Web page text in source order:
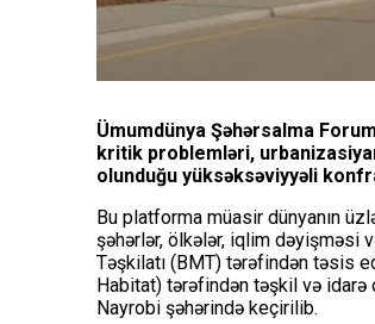
Ümumdünya Şəhərsalma
kritik problemləri,
olunduğu yüksəksəviyyəli
Bu platforma müasir dünyanın
şəhərlər, ölkələr, iqlim dəyişməsi
Təşkilatı (BMT) tərəfindən təsis
Habitat) tərəfindən təşkil və
Nayrobi şəhərində keçirilib.